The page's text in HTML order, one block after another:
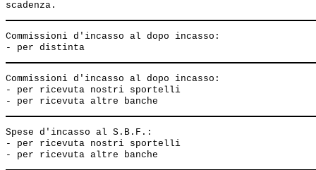
Commissioni d'incasso al dopo incasso:
Commissioni d'incasso al dopo incasso:
- per ricevuta nostri sportelli
Spese d'incasso al S.B.F.:
- per ricevuta nostri sportelli